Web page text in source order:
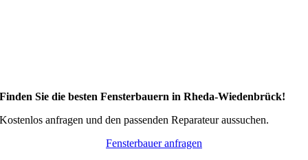
Finden Sie die besten Fensterbauern in Rheda-Wiedenbrück!
Kostenlos anfragen und den passenden Reparateur aussuchen.
Fensterbauer anfragen